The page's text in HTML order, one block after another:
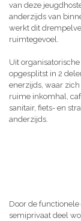
van deze
anderzijds van
werkt dit
ruimtegevoel.
Uit
opgesplitst in 2
enerzijds, waar
ruime inkomhal,
sanitair, fiets- en
anderzijds.
Door de
semiprivaat deel